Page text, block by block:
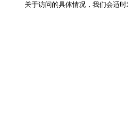
关于访问的具体情况，我们会适